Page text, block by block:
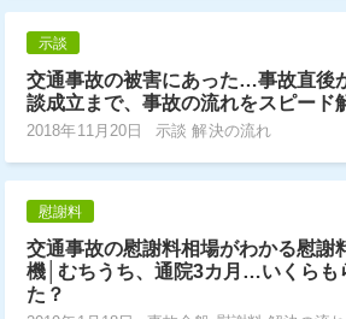
示談
交通事故の被害にあった…事故直後
談成立まで、事故の流れをスピード
2018年11月20日 示談 解決の流れ
慰謝料
交通事故の慰謝料相場がわかる慰謝
機│むちうち、通院3カ月…いくらも
た？